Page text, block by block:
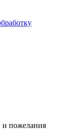
пожелания